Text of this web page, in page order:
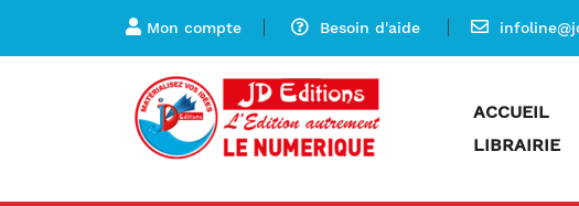
Mon compte Besoin d'aide
ACCUEIL
LIBRAIRIE